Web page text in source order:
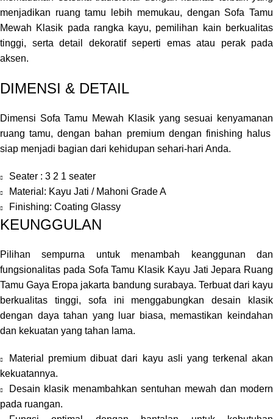
menjadikan ruang tamu lebih memukau, dengan Sofa Tamu
Mewah Klasik pada rangka kayu, pemilihan kain berkualitas
tinggi, serta detail dekoratif seperti emas atau perak pada
aksen.
DIMENSI & DETAIL
Dimensi Sofa Tamu Mewah Klasik yang sesuai kenyamanan
ruang tamu, dengan bahan premium dengan finishing halus
siap menjadi bagian dari kehidupan sehari-hari Anda.
Seater : 3 2 1 seater
Material: Kayu Jati / Mahoni Grade A
Finishing: Coating Glassy
KEUNGGULAN
Pilihan sempurna untuk menambah keanggunan dan
fungsionalitas pada Sofa Tamu Klasik Kayu Jati Jepara Ruang
Tamu Gaya Eropa jakarta bandung surabaya. Terbuat dari kayu
berkualitas tinggi, sofa ini menggabungkan desain klasik
dengan daya tahan yang luar biasa, memastikan keindahan
dan kekuatan yang tahan lama.
Material premium dibuat dari kayu asli yang terkenal akan
kekuatannya.
Desain klasik menambahkan sentuhan mewah dan modern
pada ruangan.